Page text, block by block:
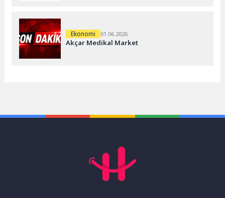
Ekonomi 01.06.2026
Akçar Medikal Market